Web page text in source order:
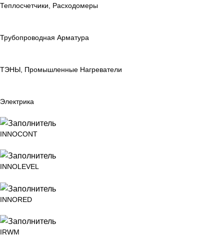
Теплосчетчики, Расходомеры
Трубопроводная Арматура
ТЭНЫ, Промышленные Нагреватели
Электрика
INNOCONT
INNOLEVEL
INNORED
IRWM